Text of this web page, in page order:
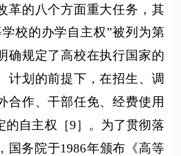
革的八个方面重大任务，其
校的办学自主权”被列为第
确规定了高校在执行国家的
计划的前提下，在招生、调
合作、干部任免、经费使用
的自主权［9］。为了贯彻落
国务院于1986年颁布《高等